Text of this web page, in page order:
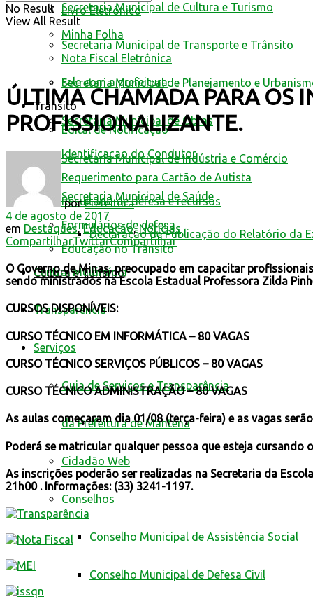
Livro Eletrônico
Minha Folha
Nota Fiscal Eletrônica
Fale com a prefeitura
Trânsito
Edital de Notificação
Identificacao do Condutor
Requerimento para Cartão de Autista
Resultado de defesa e recursos
Formulários de defesa
Educação no Trânsito
Cultura e Turismo
Secretaria Municipal de Cultura e Turismo
Secretaria Municipal de Transporte e Trânsito
Secretaria Municipal de Planejamento e
Secretaria Municipal de Obras
Secretaria Municipal de Indústria e Comércio
Secretaria Municipal de Saúde
Declaração de Publicação do Relatório da
Central Multimídia
Transparência
Serviços
Guia de Serviços e Transparência
da Prefeitura de Mantena
Cidadão Web
Conselhos
Conselho Municipal de Assistência Social
Conselho Municipal de Defesa Civil
No Result
View All Result
ÚLTIMA CHAMADA PARA OS
PROFISSIONALIZANTE.
por Prefeitura
4 de agosto de 2017
em Destaques,Educação,Notícias
CompartilharTwittarCompartilhar
O Governo de Minas, preocupado em capacitar
sendo ministrados na Escola Estadual Professora Zilda
CURSOS DISPONÍVEIS:
CURSO TÉCNICO EM INFORMÁTICA – 80 VAGAS
CURSO TÉCNICO SERVIÇOS PÚBLICOS – 80 VAGAS
CURSO TÉCNICO ADMINISTRAÇÃO – 80 VAGAS
As aulas começaram dia 01/08 (terça-feira) e as vagas
Poderá se matricular qualquer pessoa que esteja
As inscrições poderão ser realizadas na Secretaria da
21h00 . Informações: (33) 3241-1197.